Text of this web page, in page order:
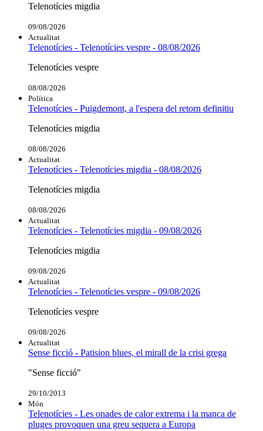
Telenotícies migdia
09/08/2026
Actualitat
Telenotícies - Telenotícies vespre - 08/08/2026
Telenotícies vespre
08/08/2026
Política
Telenotícies - Puigdemont, a l'espera del retorn definitiu
Telenotícies migdia
08/08/2026
Actualitat
Telenotícies - Telenotícies migdia - 08/08/2026
Telenotícies migdia
08/08/2026
Actualitat
Telenotícies - Telenotícies migdia - 09/08/2026
Telenotícies migdia
09/08/2026
Actualitat
Telenotícies - Telenotícies vespre - 09/08/2026
Telenotícies vespre
09/08/2026
Actualitat
Sense ficció - Patision blues, el mirall de la crisi grega
"Sense ficció"
29/10/2013
Món
Telenotícies - Les onades de calor extrema i la manca de
pluges provoquen una greu sequera a Europa